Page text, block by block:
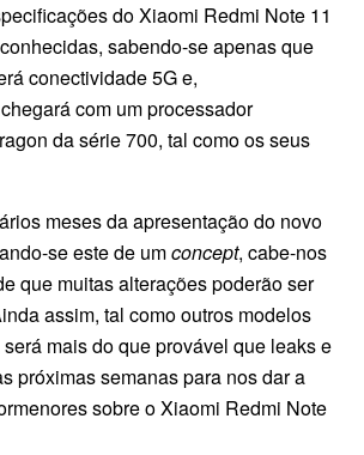
do Xiaomi Redmi Note 11
sabendo-se apenas que
conectividade 5G e,
com um processador
da série 700, tal como os seus
meses da apresentação do novo
se este de umconcept, cabe-nos
que muitas alterações poderão ser
assim, tal como outros modelos
mais do que provável que leaks e
próximas semanas para nos dar a
sobre o Xiaomi Redmi Note